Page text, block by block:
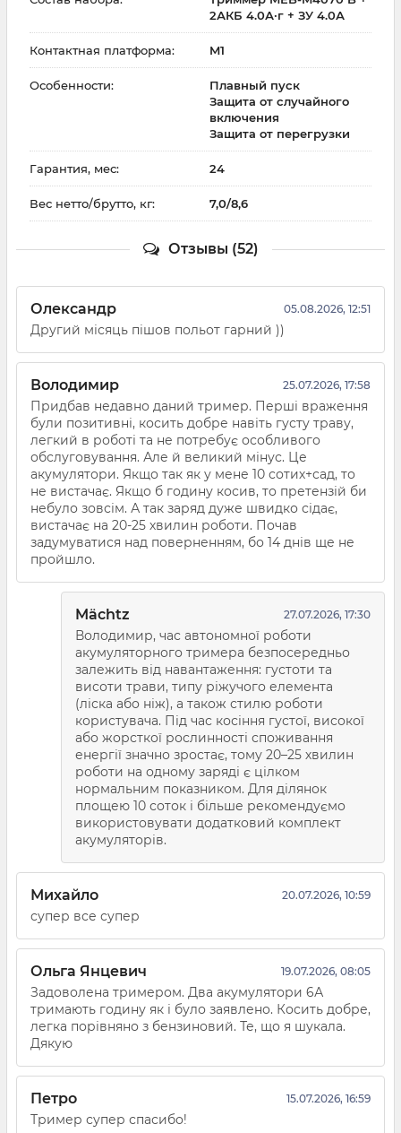
2АКБ 4.0А·г + ЗУ 4.0А
Контактная платформа: M1
Особенности:
Плавный пуск
Защита от случайного
включения
Защита от перегрузки
Гарантия, мес: 24
Вес нетто/брутто, кг: 7,0/8,6
Отзывы (52)
Олександр 05.08.2026, 12:51
Другий місяць пішов польот гарний ))
Володимир 25.07.2026, 17:58
Придбав недавно даний тример. Перші враження
були позитивні, косить добре навіть густу траву,
легкий в роботі та не потребує особливого
обслуговування. Але й великий мінус. Це
акумулятори. Якщо так як у мене 10 сотих+сад, то
не вистачає. Якщо б годину косив, то претензій би
небуло зовсім. А так заряд дуже швидко сідає,
вистачає на 20-25 хвилин роботи. Почав
задумуватися над поверненням, бо 14 днів ще не
пройшло.
Mächtz 27.07.2026, 17:30
Володимир, час автономної роботи
акумуляторного тримера безпосередньо
залежить від навантаження: густоти та
висоти трави, типу ріжучого елемента
(ліска або ніж), а також стилю роботи
користувача. Під час косіння густої, високої
або жорсткої рослинності споживання
енергії значно зростає, тому 20–25 хвилин
роботи на одному заряді є цілком
нормальним показником. Для ділянок
площею 10 соток і більше рекомендуємо
використовувати додатковий комплект
акумуляторів.
Михайло 20.07.2026, 10:59
супер все супер
Ольга Янцевич 19.07.2026, 08:05
Задоволена тримером. Два акумулятори 6А
тримають годину як і було заявлено. Косить добре,
легка порівняно з бензиновий. Те, що я шукала.
Дякую
Петро 15.07.2026, 16:59
Тример супер спасибо!